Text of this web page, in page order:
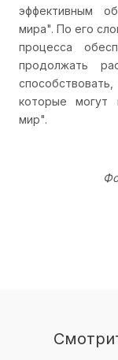
эффективным
мира". По его
процесса
продолжать
которые могут
мир".